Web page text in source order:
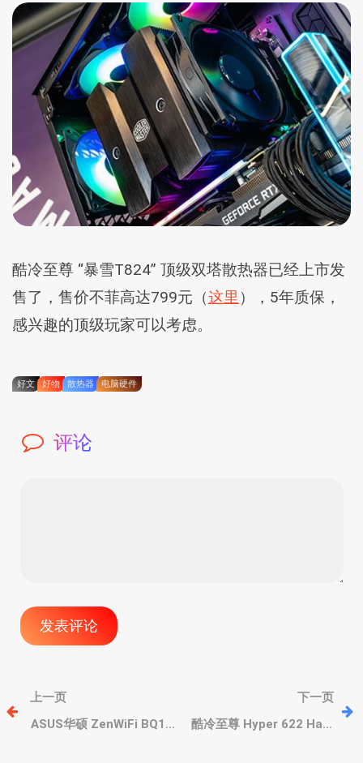
酷冷至尊 “暴雪T824” 顶级双塔散热器已经上市发
售了，售价不菲高达799元（这里 ），5年质保，
感兴趣的顶级玩家可以考虑。
好文 好物 散热器 电脑硬件
评论
文
章
上一页
ASUS华硕 ZenWiFi BQ16
下一页
酷冷至尊 Hyper 622 Halo